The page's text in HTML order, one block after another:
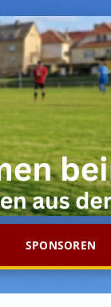
SPONSOREN